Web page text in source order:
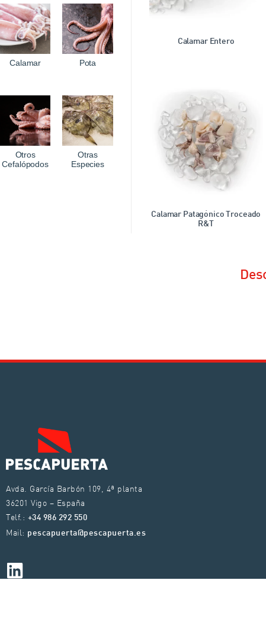
Calamar Pota
Otros
Cefalópodos
Otras
Especies
Calamar Entero
Calamar Patagónico Troceado
R&T
Avda. García Barbón 109, 4ª planta
36201 Vigo – España
Telf.: +34 986 292 550
Mail: pescapuerta@pescapuerta.es